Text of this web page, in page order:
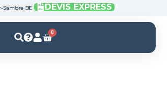
Sambre BE DEVIS EXPRESS
0
Panier